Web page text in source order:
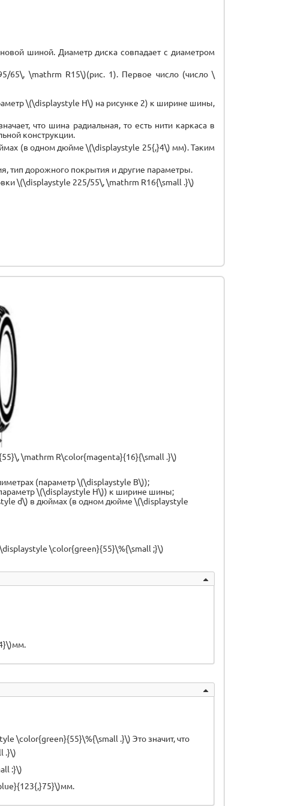
шиной. Диаметр диска совпадает с диаметром
65\, \mathrm R15\)(рис. 1). Первое число (число \
\(\displaystyle H\) на рисунке 2) к ширине шины,
что шина радиальная, то есть нити каркаса в
конструкции.
(в одном дюйме \(\displaystyle 25{,}4\) мм). Таким
тип дорожного покрытия и другие параметры.
\(\displaystyle 225/55\, \mathrm R16{\small .}\)
\mathrm R\color{magenta}{16}{\small .}\)
(параметр \(\displaystyle B\));
\(\displaystyle H\)) к ширине шины;
d\) в дюймах (в одном дюйме \(\displaystyle
\color{green}{55}\%{\small ;}\)
\color{green}{55}\%{\small .}\) Это значит, что
.}\)
:}\)